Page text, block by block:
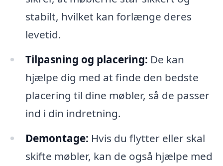
stabilt, hvilket kan forlænge deres
levetid.
Tilpasning og placering: De kan
hjælpe dig med at finde den bedste
placering til dine møbler, så de passer
ind i din indretning.
Demontage: Hvis du flytter eller skal
skifte møbler, kan de også hjælpe med